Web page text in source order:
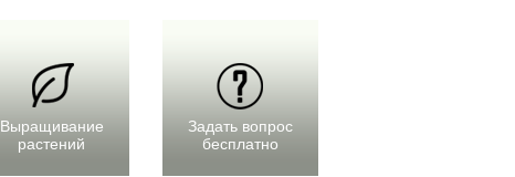
Выращивание
растений
Задать вопрос
бесплатно